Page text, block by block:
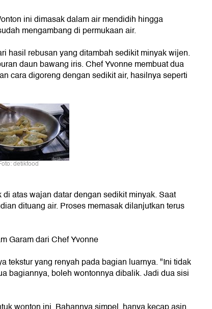
ini dimasak dalam air mendidih hingga
mengambang di permukaan air.
hasil rebusan yang ditambah sedikit minyak wijen.
daun bawang iris. Chef Yvonne membuat dua
cara digoreng dengan sedikit air, hasilnya seperti
detikfood
atas wajan datar dengan sedikit minyak. Saat
dituang air. Proses memasak dilanjutkan terus
Garam dari Chef Yvonne
tekstur yang renyah pada bagian luarnya. "Ini tidak
bagiannya, boleh wontonnya dibalik. Jadi dua sisi